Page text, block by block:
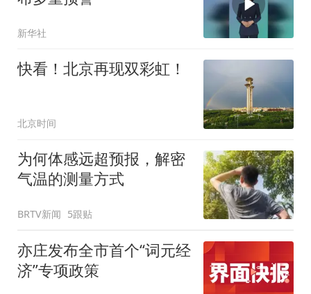
新华社
快看！北京再现双彩虹！
北京时间
为何体感远超预报，解密
气温的测量方式
BRTV新闻 5跟贴
亦庄发布全市首个“词元经
济”专项政策